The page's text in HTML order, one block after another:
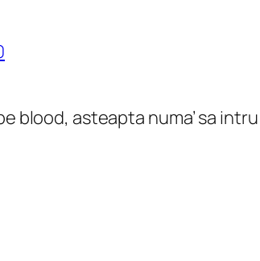
blood, asteapta numa’ sa